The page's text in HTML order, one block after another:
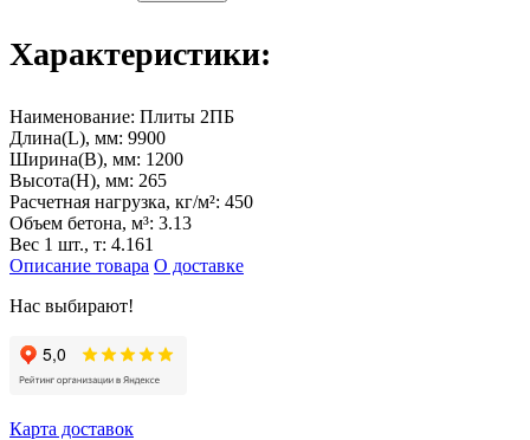
Характеристики:
Наименование: Плиты 2ПБ
Длина(L), мм: 9900
Ширина(B), мм: 1200
Высота(H), мм: 265
Расчетная нагрузка, кг/м²: 450
Объем бетона, м³: 3.13
Вес 1 шт., т: 4.161
Описание товара О доставке
Нас выбирают!
Карта доставок